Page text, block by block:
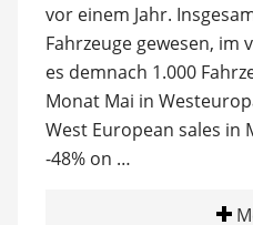
vor einem Jahr.
Fahrzeuge gewesen, im
es demnach 1.000
Monat Mai in
West European sales in
-48% on …